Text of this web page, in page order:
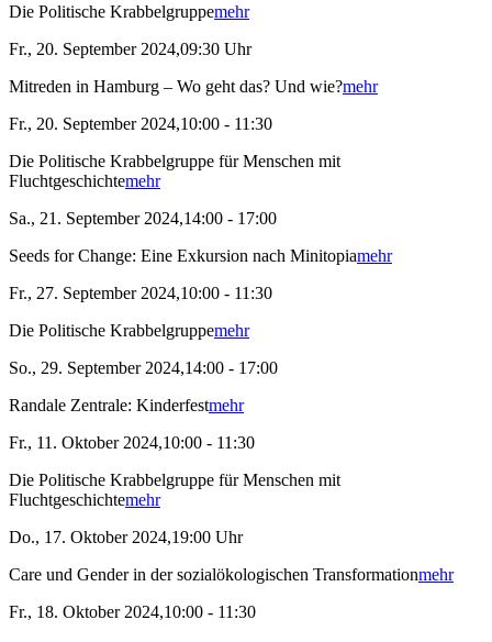
Die Politische Krabbelgruppemehr
Fr., 20. September 2024,09:30 Uhr
Mitreden in Hamburg – Wo geht das? Und wie?mehr
Fr., 20. September 2024,10:00 - 11:30
Die Politische Krabbelgruppe für Menschen mit
Fluchtgeschichtemehr
Sa., 21. September 2024,14:00 - 17:00
Seeds for Change: Eine Exkursion nach Minitopiamehr
Fr., 27. September 2024,10:00 - 11:30
Die Politische Krabbelgruppemehr
So., 29. September 2024,14:00 - 17:00
Randale Zentrale: Kinderfestmehr
Fr., 11. Oktober 2024,10:00 - 11:30
Die Politische Krabbelgruppe für Menschen mit
Fluchtgeschichtemehr
Do., 17. Oktober 2024,19:00 Uhr
Care und Gender in der sozialökologischen Transformationmehr
Fr., 18. Oktober 2024,10:00 - 11:30